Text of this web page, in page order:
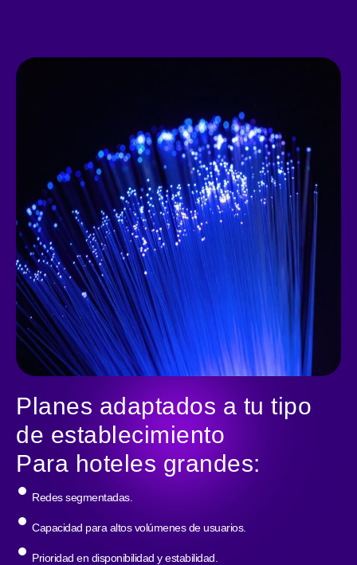
Planes adaptados a tu tipo
de establecimiento
Para hoteles grandes:
Redes segmentadas.
Capacidad para altos volúmenes de usuarios.
Prioridad en disponibilidad y estabilidad.